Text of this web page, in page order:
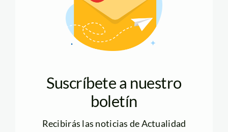
Suscríbete a nuestro
boletín
Recibirás las noticias de Actualidad